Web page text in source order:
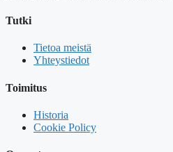
Tutki
Tietoa meistä
Yhteystiedot
Toimitus
Historia
Cookie Policy